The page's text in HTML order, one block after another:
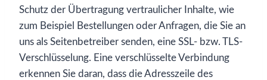
Schutz der Übertragung vertraulicher Inhalte, wie
zum Beispiel Bestellungen oder Anfragen, die Sie an
uns als Seitenbetreiber senden, eine SSL- bzw. TLS-
Verschlüsselung. Eine verschlüsselte Verbindung
erkennen Sie daran, dass die Adresszeile des